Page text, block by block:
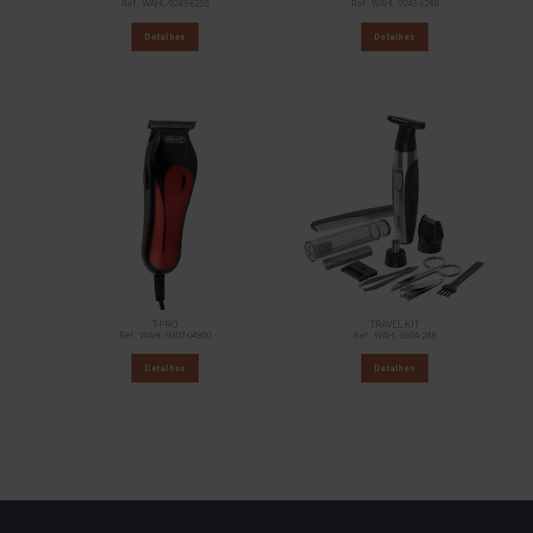
Ref.: WAHL-9243-6255
Detalhes
Ref.: WAHL-9243-6248
Detalhes
T-PRO
Ref.: WAHL-9307-04850
Detalhes
TRAVEL KIT
Ref.: WAHL-5604-248
Detalhes